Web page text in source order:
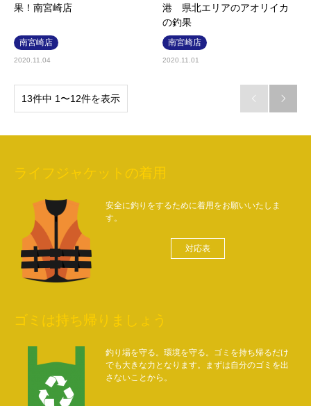
果！南宮崎店
南宮崎店
2020.11.04
港 県北エリアのアオリイカ
の釣果
南宮崎店
2020.11.01
13件中 1〜12件を表示  
ライフジャケットの着用
安全に釣りをするために着用をお願いいたしま
す。
対応表
ゴミは持ち帰りましょう
釣り場を守る。環境を守る。ゴミを持ち帰るだけ
でも大きな力となります。まずは自分のゴミを出
さないことから。